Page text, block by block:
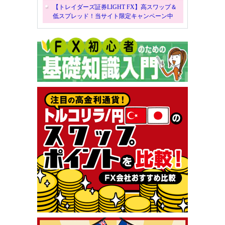
【トレイダーズ証券LIGHT FX】高スワップ＆
低スプレッド！当サイト限定キャンペーン中